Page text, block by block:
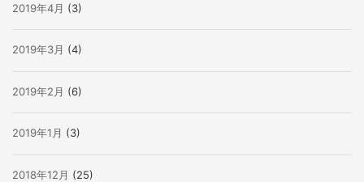
2019年4月 (3)
2019年3月 (4)
2019年2月 (6)
2019年1月 (3)
2018年12月 (25)